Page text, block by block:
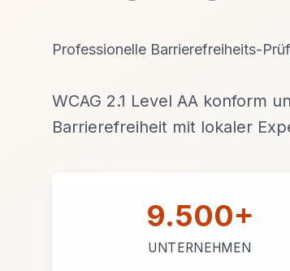
Professionelle Barrierefreiheits-
WCAG 2.1 Level AA konform
Barrierefreiheit mit lokaler
9.500+
UNTERNEHMEN